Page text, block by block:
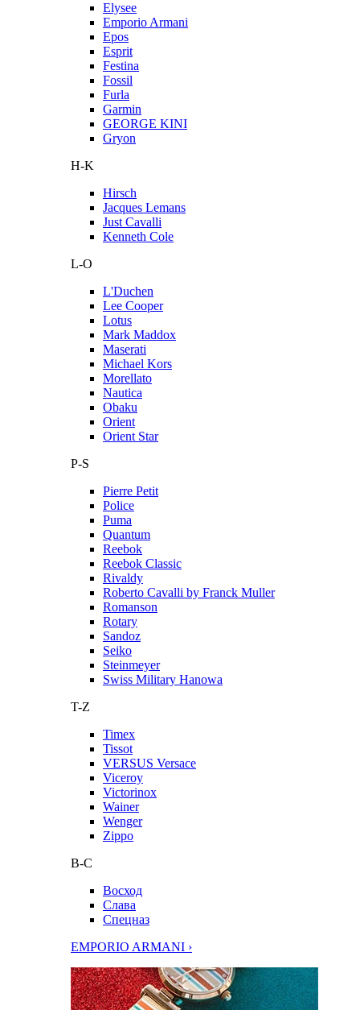
Elysee
Emporio Armani
Epos
Esprit
Festina
Fossil
Furla
Garmin
GEORGE KINI
Gryon
H-K
Hirsch
Jacques Lemans
Just Cavalli
Kenneth Cole
L-O
L'Duchen
Lee Cooper
Lotus
Mark Maddox
Maserati
Michael Kors
Morellato
Nautica
Obaku
Orient
Orient Star
P-S
Pierre Petit
Police
Puma
Quantum
Reebok
Reebok Classic
Rivaldy
Roberto Cavalli by Franck Muller
Romanson
Rotary
Sandoz
Seiko
Steinmeyer
Swiss Military Hanowa
T-Z
Timex
Tissot
VERSUS Versace
Viceroy
Victorinox
Wainer
Wenger
Zippo
В-С
Восход
Слава
Спецназ
EMPORIO ARMANI ›